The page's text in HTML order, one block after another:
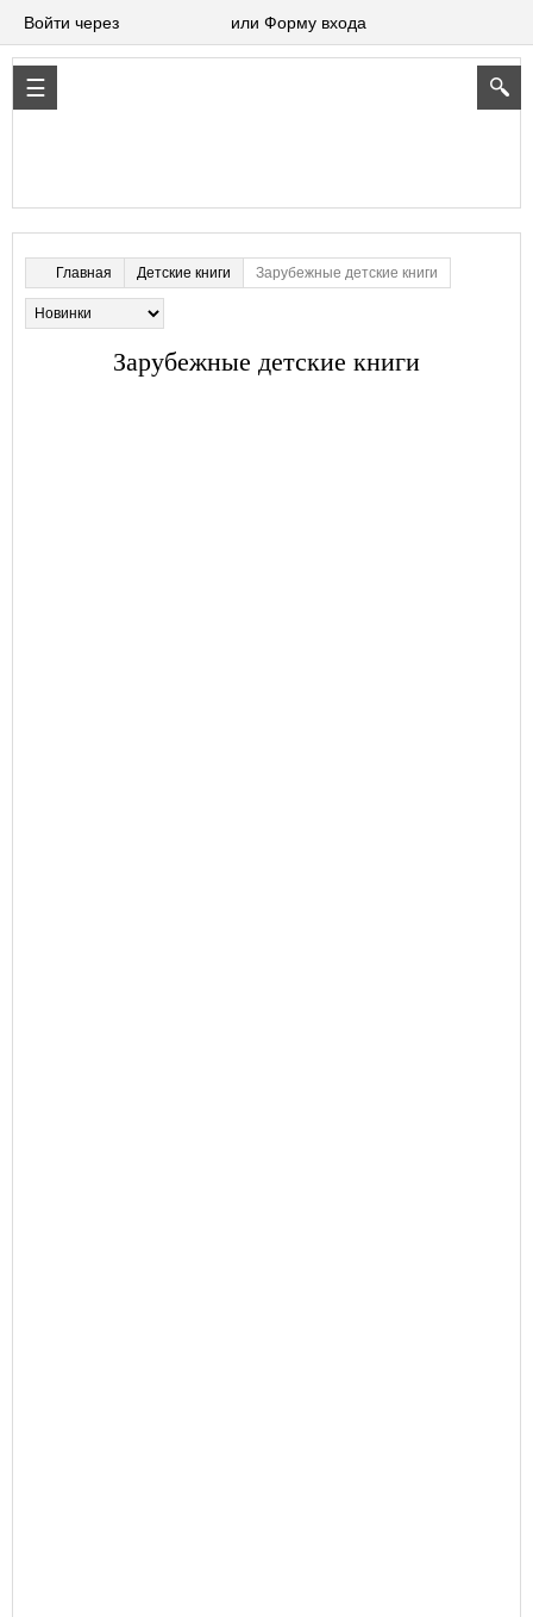
Войти через или Форму входа
Главная Детские книги Зарубежные детские книги
Зарубежные детские книги